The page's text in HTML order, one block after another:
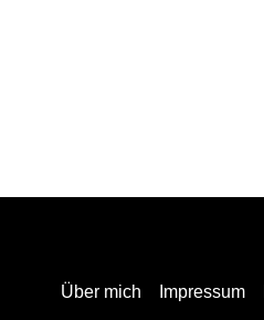
Über mich Impressum